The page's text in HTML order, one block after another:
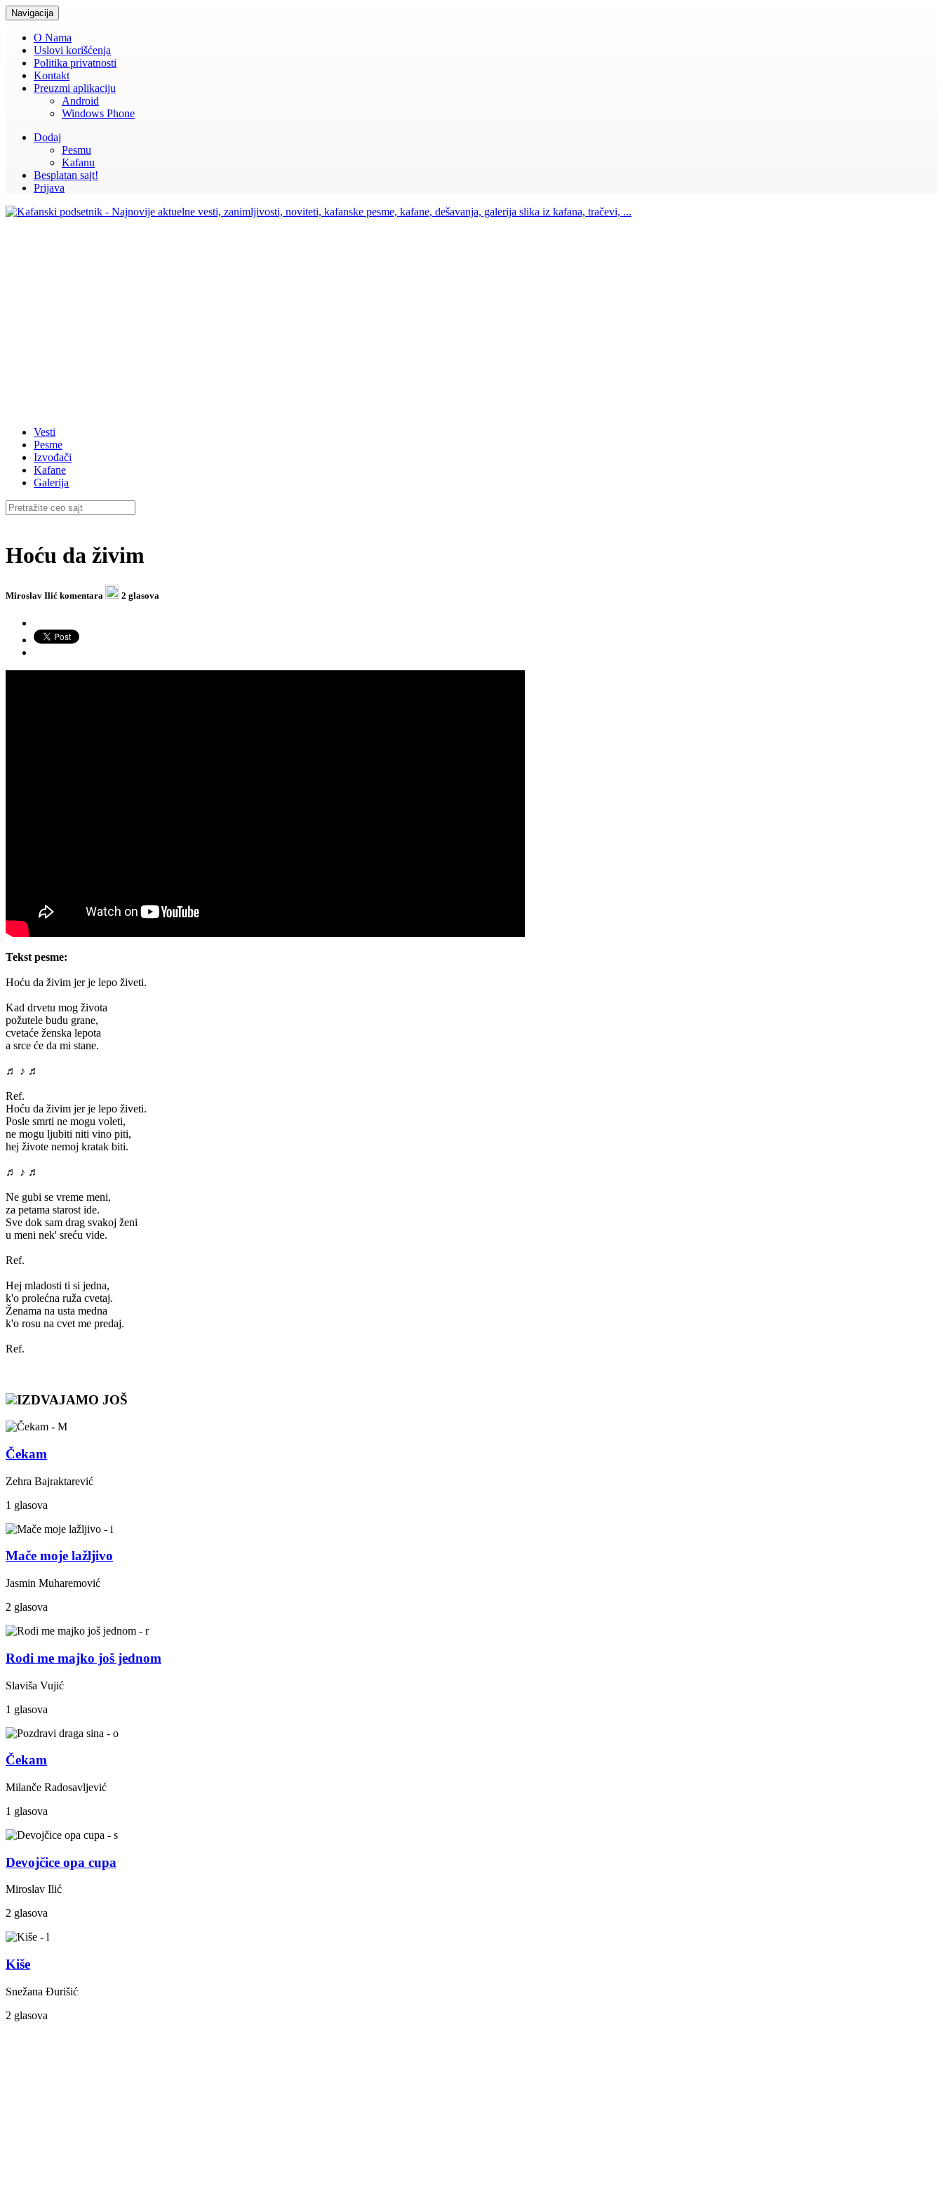
Navigacija
O Nama
Uslovi korišćenja
Politika privatnosti
Kontakt
Preuzmi aplikaciju
Android
Windows Phone
Dodaj
Pesmu
Kafanu
Besplatan sajt!
Prijava
Vesti
Pesme
Izvođači
Kafane
Galerija
Hoću da živim
Miroslav Ilić komentara 2 glasova
Tekst pesme:
Hoću da živim jer je lepo živeti.
Kad drvetu mog života
požutele budu grane,
cvetaće ženska lepota
a srce će da mi stane.
♬ ♪ ♬
Ref.
Hoću da živim jer je lepo živeti.
Posle smrti ne mogu voleti,
ne mogu ljubiti niti vino piti,
hej živote nemoj kratak biti.
♬ ♪ ♬
Ne gubi se vreme meni,
za petama starost ide.
Sve dok sam drag svakoj ženi
u meni nek' sreću vide.
Ref.
Hej mladosti ti si jedna,
k'o prolećna ruža cvetaj.
Ženama na usta medna
k'o rosu na cvet me predaj.
Ref.
IZDVAJAMO JOŠ
Čekam
Zehra Bajraktarević
1 glasova
Mače moje lažljivo
Jasmin Muharemović
2 glasova
Rodi me majko još jednom
Slaviša Vujić
1 glasova
Čekam
Milanče Radosavljević
1 glasova
Devojčice opa cupa
Miroslav Ilić
2 glasova
Kiše
Snežana Đurišić
2 glasova